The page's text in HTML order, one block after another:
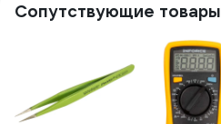
Сопутствующие товары